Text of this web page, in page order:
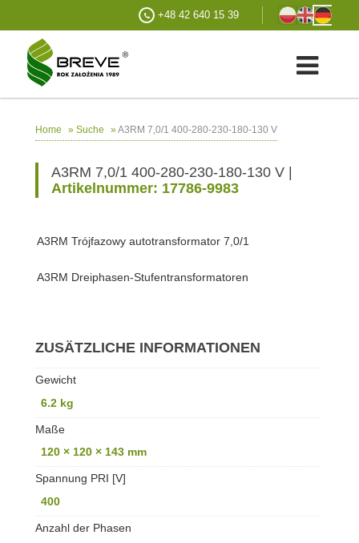
+48 42 640 15 39
Home » Suche »A3RM 7,0/1 400-280-230-180-130 V
A3RM 7,0/1 400-280-230-180-130 V |
Artikelnummer: 17786-9983
A3RM Trójfazowy autotransformator 7,0/1
A3RM Dreiphasen-Stufentransformatoren
ZUSÄTZLICHE INFORMATIONEN
Gewicht
6.2 kg
Maße
120 × 120 × 143 mm
Spannung PRI [V]
400
Anzahl der Phasen